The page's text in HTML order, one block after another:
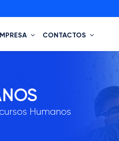
CONTACTOS
Humanos